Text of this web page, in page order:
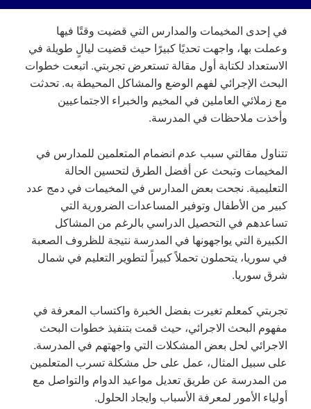
في إحدى المخيمات والمدارس التي قضيت وقتًا فيها
وعملت بها، واجهت تحديًا كبيرًا حيث قضيت ليالٍ طويلة في
الاستعداد لكتابة أول مقالة تستعرض تجربتي. اتبعت خطوات
البحث الإجرائي لفهم الوضع والمشاكل المحيطة به. تحدثت
مع زملائي العاملين في المخيم والخبراء الاجتماعيين
وأخذت ملاحظات في المدرسة.
تتناول مقالتي سبب عدم انضمام المتعلمين للمدارس في
المخيمات وتبحث عن أفضل الطرق لتحسين الحالة
التعليمية. نجحت بعض المدارس في المخيمات في دمج عدد
كبير من الأطفال وتوفير المساعدات الضرورية التي
تساعدهم في التحصيل الدراسي بالرغم من المشاكل
الكبيرة التي يواجهونها في المدرسة نتيجة للظروف الصعبة
في سوريا، يتحملون تحملاً كبيراً لتطوير التعليم في شمال
شرق سوريا.
تجربتي كمعلم تغيرت بفضل الخبرة واكتساب المعرفة في
مفهوم البحث الاجرائي، حيث قمت بتنفيذ خطوات البحث
الاجرائي لحل بعض المشكلات التي واجهتهم في المدرسة.
على سبيل المثال، عمل على حل مشكلة تسرب المتعلمين
من المدرسة عن طريق تعديل مواعيد الدوام والتواصل مع
أولياء الأمور لمعرفة الأسباب وايجاد الحلول.